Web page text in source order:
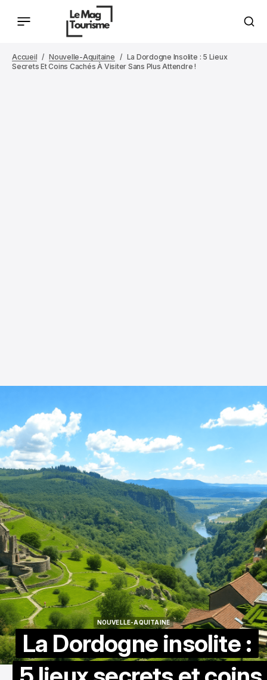
Accueil Nouvelle-Aquitaine
La Dordogne Insolite : 5 Lieux
Secrets Et Coins Cachés À Visiter Sans Plus Attendre !
NOUVELLE-AQUITAINE
La Dordogne insolite :